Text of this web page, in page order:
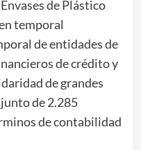
de Plástico
temporal
de entidades de
de crédito y
de grandes
de 2.285
de contabilidad